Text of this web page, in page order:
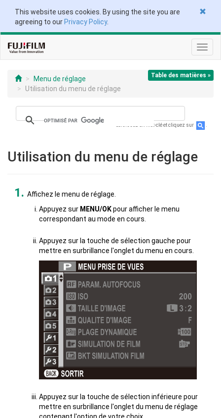
This website uses cookies. By using the site you are
agreeing to our Privacy Policy.
Table des matières »
Menu de réglage
Utilisation du menu de réglage
Saisissez un mot-clé et cliquez sur
Utilisation du menu de réglage
Affichez le menu de réglage.
Appuyez sur MENU/OKpour afficher le menu
correspondant au mode en cours.
Appuyez sur la touche de sélection gauche pour
mettre en surbrillance l'onglet du menu en cours.
Appuyez sur la touche de sélection inférieure pour
mettre en surbrillance l'onglet du menu de réglage